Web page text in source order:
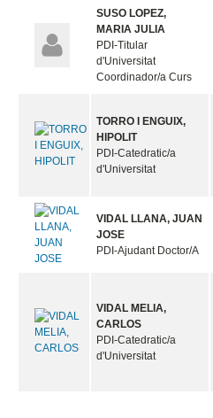
SUSO LOPEZ,
MARIA JULIA
PDI-Titular
d'Universitat
Coordinador/a Curs
TORRO I ENGUIX,
HIPOLIT
PDI-Catedratic/a
d'Universitat
VIDAL LLANA, JUAN
JOSE
PDI-Ajudant Doctor/A
VIDAL MELIA,
CARLOS
PDI-Catedratic/a
d'Universitat